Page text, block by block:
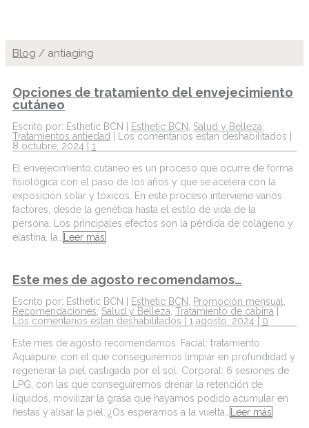
Blog / antiaging
Opciones de tratamiento del envejecimiento
cutáneo
Escrito por: Esthetic BCN | Esthetic BCN Salud y Belleza
Tratamientos antiedad
Los comentarios estan deshabilitados
8 octubre, 2024 | 1
El envejecimiento cutáneo es un proceso que ocurre de forma
fisiológica con el paso de los años y que se acelera con la
exposición solar y tóxicos. En este proceso interviene varios
factores, desde la genética hasta el estilo de vida de la
persona. Los principales efectos son la pérdida de colágeno y
elastina, la…
Leer más
Este mes de agosto recomendamos…
Escrito por: Esthetic BCN | Esthetic BCN Promoción mensual
Recomendaciones Salud y Belleza Tratamiento de cabina
Los comentarios estan deshabilitados | 1 agosto, 2024 | 0
Este mes de agosto recomendamos: Facial: tratamiento
Aquapure, con el que conseguiremos limpiar en profundidad y
regenerar la piel castigada por el sol. Corporal: 6 sesiones de
LPG, con las que conseguiremos drenar la retención de
líquidos, movilizar la grasa que hayamos podido acumular en
fiestas y alisar la piel. ¿Os esperamos a la vuelta…
Leer más